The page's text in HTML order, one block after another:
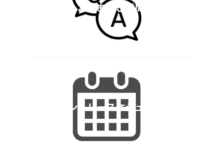
よくあるご質問
エントリースケジュール